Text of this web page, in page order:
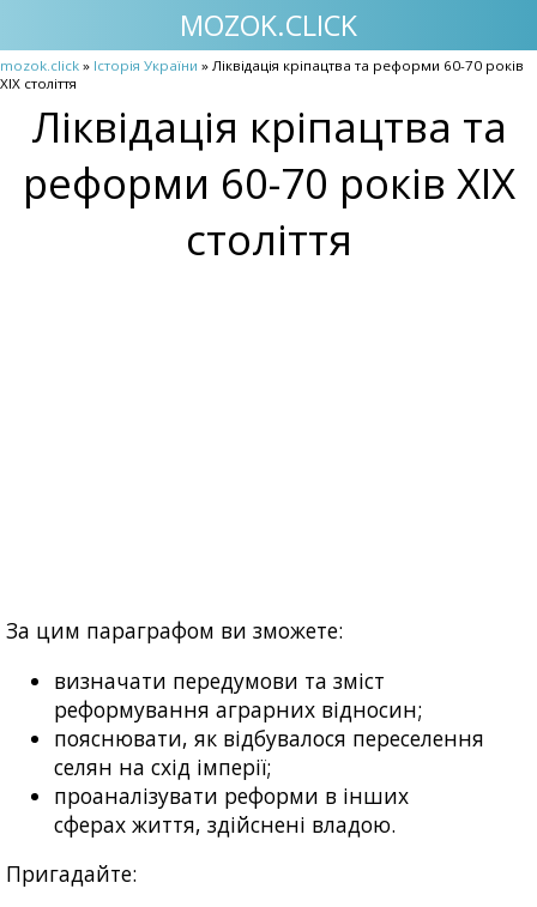
MOZOK.CLICK
mozok.click » Історія України » Ліквідація кріпацтва та реформи 60-70 років
XIX століття
Ліквідація кріпацтва та
реформи 60-70 років XIX
століття
За цим параграфом ви зможете:
визначати передумови та зміст
реформування аграрних відносин;
пояснювати, як відбувалося переселення
селян на схід імперії;
проаналізувати реформи в інших
сферах життя, здійснені владою.
Пригадайте: